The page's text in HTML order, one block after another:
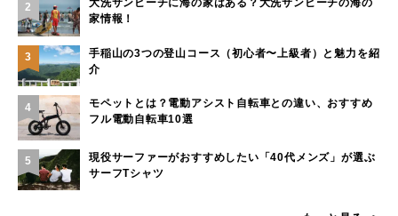
2
大洗サンビーチに海の家はある？大洗サンビーチの海の
家情報！
3
手稲山の3つの登山コース（初心者〜上級者）と魅力を紹
介
4
モペットとは？電動アシスト自転車との違い、おすすめ
フル電動自転車10選
5
現役サーファーがおすすめしたい「40代メンズ」が選ぶ
サーフTシャツ